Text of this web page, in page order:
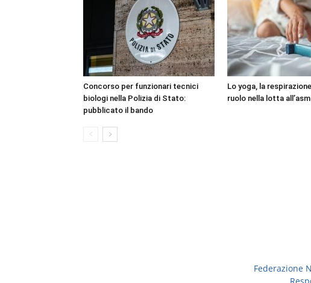
Concorso per funzionari tecnici
biologi nella Polizia di Stato:
pubblicato il bando
Lo yoga, la
ruolo nella lotta
Federazione